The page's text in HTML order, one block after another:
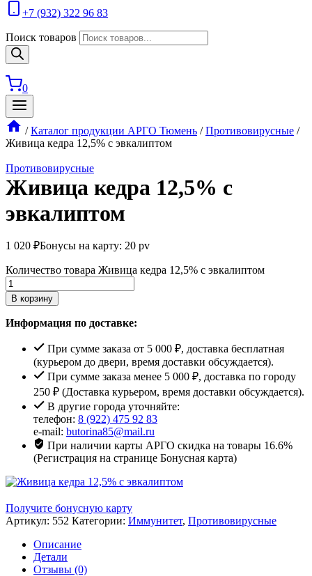
+7 (932) 322 96 83
Поиск товаров
0
/ Каталог продукции АРГО Тюмень / Противовирусные /
Живица кедра 12,5% с эвкалиптом
Противовирусные
Живица кедра 12,5% с
эвкалиптом
1 020 ₽Бонусы на карту: 20 pv
Количество товара Живица кедра 12,5% с эвкалиптом
В корзину
Информация по доставке:
При сумме заказа от 5 000 ₽, доставка бесплатная
(курьером до двери, время доставки обсуждается).
При сумме заказа менее 5 000 ₽, доставка по городу
250 ₽ (Доставка курьером, время доставки обсуждается).
В другие города уточняйте:
телефон: 8 (922) 475 92 83
e-mail: butorina85@mail.ru
При наличии карты АРГО скидка на товары 16.6%
(Регистрация на странице Бонусная карта)
Получите бонусную карту
Артикул: 552 Категории: Иммунитет, Противовирусные
Описание
Детали
Отзывы (0)